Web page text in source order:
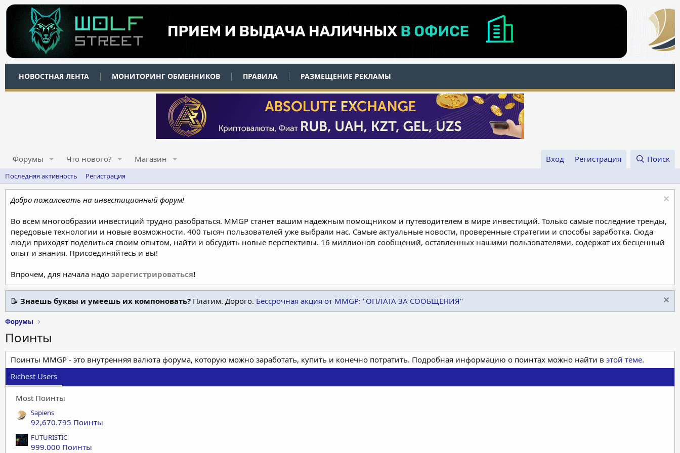
НОВОСТНАЯ ЛЕНТА МОНИТОРИНГ ОБМЕННИКОВ ПРАВИЛА РАЗМЕЩЕНИЕ РЕКЛАМЫ
Форумы Что нового? Магазин Вход Регистрация Поиск
Последняя активность Регистрация
Добро пожаловать на инвестиционный форум!
Во всем многообразии инвестиций трудно разобраться. MMGP станет вашим надежным помощником и путеводителем в мире инвестиций. Только самые последние тренды,
передовые технологии и новые возможности. 400 тысяч пользователей уже выбрали нас. Самые актуальные новости, проверенные стратегии и способы заработка. Сюда
люди приходят поделиться своим опытом, найти и обсудить новые перспективы. 16 миллионов сообщений, оставленных нашими пользователями, содержат их бесценный
опыт и знания. Присоединяйтесь и вы!
Впрочем, для начала надо зарегистрироваться!
📝 Знаешь буквы и умеешь их компоновать? Платим. Дорого. Бессрочная акция от MMGP: "ОПЛАТА ЗА СООБЩЕНИЯ"
Форумы
Поинты
Поинты MMGP - это внутренняя валюта форума, которую можно заработать, купить и конечно потратить. Подробная информацию о поинтах можно найти в этой теме.
Richest Users
Most Поинты
Sapiens
92,670.795 Поинты
FUTURISTIC
999.000 Поинты